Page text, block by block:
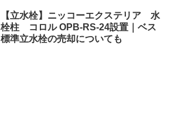
【立水栓】ニッコーエクステリア 水
栓柱 コロル OPB-RS-24設置｜ベス
標準立水栓の売却についても